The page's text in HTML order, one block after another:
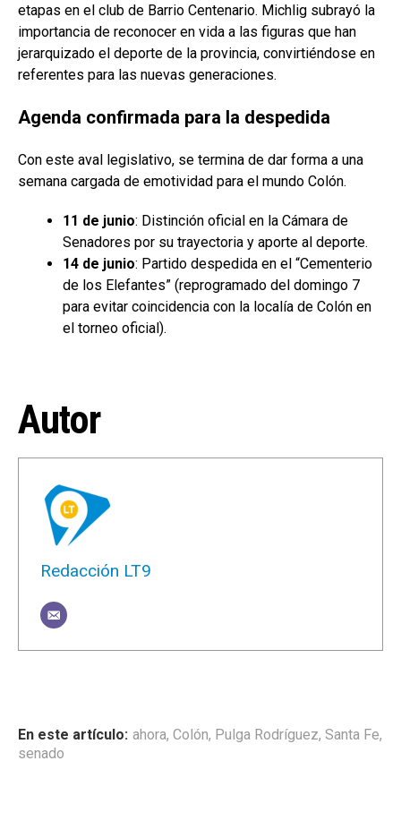
etapas en el club de Barrio Centenario. Michlig subrayó la
importancia de reconocer en vida a las figuras que han
jerarquizado el deporte de la provincia, convirtiéndose en
referentes para las nuevas generaciones.
Agenda confirmada para la despedida
Con este aval legislativo, se termina de dar forma a una
semana cargada de emotividad para el mundo Colón.
11 de junio: Distinción oficial en la Cámara de
Senadores por su trayectoria y aporte al deporte.
14 de junio: Partido despedida en el “Cementerio
de los Elefantes” (reprogramado del domingo 7
para evitar coincidencia con la localía de Colón en
el torneo oficial).
Autor
Redacción LT9
ahora, Colón, Pulga Rodríguez, Santa Fe,
senado